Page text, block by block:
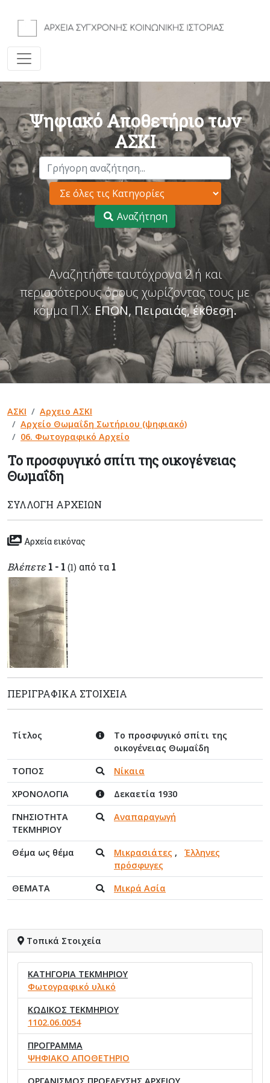
Ψηφιακό Αποθετήριο των
ΑΣΚΙ
Αναζήτηση
Αναζητήστε ταυτόχρονα 2 ή και
περισσότερους όρους χωρίζοντας τους με
κόμμα Π.Χ: ΕΠΟΝ, Πειραιάς, έκθεση.
ΑΣΚΙ
Αρχειο ΑΣΚΙ
Αρχείο Θωμαΐδη Σωτήριου (ψηφιακό)
06. Φωτογραφικό Αρχείο
Το προσφυγικό σπίτι της οικογένειας
Θωμαΐδη
ΣΥΛΛΟΓΉ ΑΡΧΕΊΩΝ
Αρχεία εικόνας
Βλέπετε 1 - 1 (1) από τα 1
ΠΕΡΙΓΡΑΦΙΚΆ ΣΤΟΙΧΕΊΑ
Τίτλος
Το προσφυγικό σπίτι της
οικογένειας Θωμαΐδη
ΤΟΠΟΣ
Νίκαια
ΧΡΟΝΟΛΟΓΙΑ
Δεκαετία 1930
ΓΝΗΣΙΟΤΗΤΑ
ΤΕΚΜΗΡΙΟΥ
Αναπαραγωγή
Θέμα ως θέμα Μικρασιάτες , Έλληνες
πρόσφυγες
ΘΕΜΑΤΑ
Μικρά Ασία
Τοπικά Στοιχεία
ΚΑΤΗΓΟΡΙΑ ΤΕΚΜΗΡΙΟΥ
Φωτογραφικό υλικό
ΚΩΔΙΚΟΣ ΤΕΚΜΗΡΙΟΥ
1102.06.0054
ΠΡΟΓΡΑΜΜΑ
ΨΗΦΙΑΚΟ ΑΠΟΘΕΤΗΡΙΟ